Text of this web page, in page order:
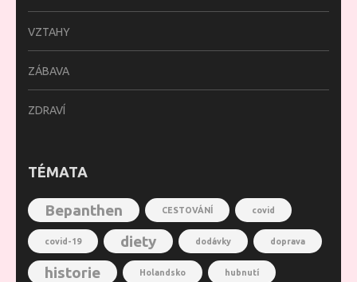
VZTAHY
ZÁBAVA
ZDRAVÍ
TÉMATA
Bepanthen CESTOVÁNÍ covid
covid-19 diety dodávky doprava
historie Holandsko hubnutí